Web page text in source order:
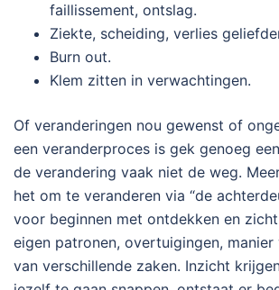
faillissement, ontslag.
Ziekte, scheiding, verlies
Burn out.
Klem zitten in verwachtingen.
Of veranderingen nou gewenst of
een veranderproces is gek genoeg
de verandering vaak niet de weg.
het om te veranderen via “de
voor beginnen met ontdekken en
eigen patronen, overtuigingen, manier
van verschillende zaken. Inzicht